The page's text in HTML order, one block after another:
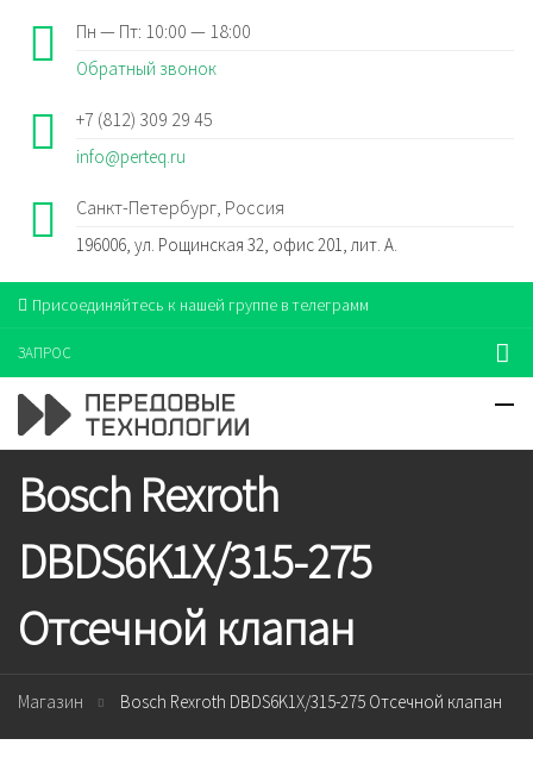
Пн — Пт: 10:00 — 18:00
Обратный звонок
+7 (812) 309 29 45
info@perteq.ru
Санкт-Петербург, Россия
196006, ул. Рощинская 32, офис 201, лит. А.
Присоединяйтесь к нашей группе в телеграмм
ЗАПРОС
Bosch Rexroth
DBDS6K1X/315-275
Отсечной клапан
Магазин Bosch Rexroth DBDS6K1X/315-275 Отсечной клапан